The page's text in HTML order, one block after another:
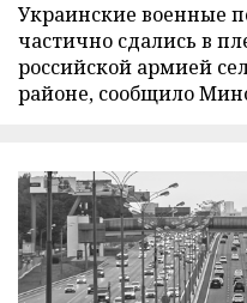
Украинские военные
частично сдались в
российской армией
районе, сообщило